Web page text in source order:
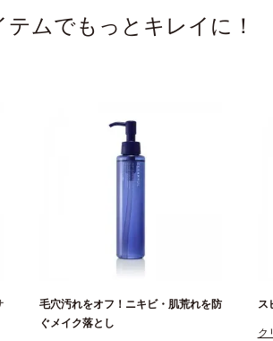
テムでもっとキレイに！
毛穴汚れをオフ！ニキビ・肌荒れを防
ぐメイク落とし
ス
ク